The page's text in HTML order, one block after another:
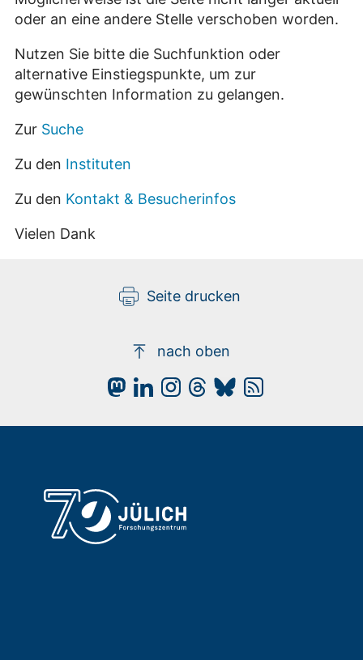
oder an eine andere Stelle verschoben worden.
Nutzen Sie bitte die Suchfunktion oder
alternative Einstiegspunkte, um zur
gewünschten Information zu gelangen.
Zur Suche
Zu den Instituten
Zu den Kontakt & Besucherinfos
Vielen Dank
Seite drucken
nach oben